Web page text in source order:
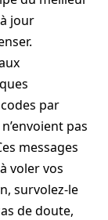
jour
par
pas
messages
voler vos
survolez-le
de doute,